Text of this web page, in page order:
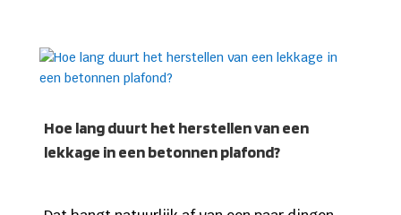
Hoe lang duurt het herstellen van een
lekkage in een betonnen plafond?